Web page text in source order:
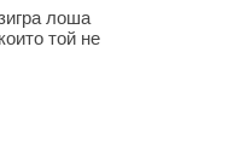
лоша
той не